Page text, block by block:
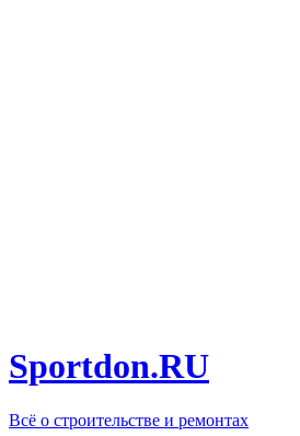
Sportdon.RU
Всё о строительстве и ремонтах